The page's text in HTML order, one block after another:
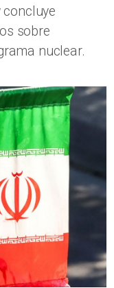
concluye
sobre
nuclear.